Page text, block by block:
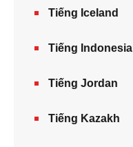
Tiếng Iceland
Tiếng Indonesia
Tiếng Jordan
Tiếng Kazakh‎